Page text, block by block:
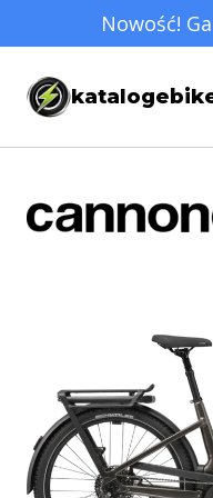
do
treści
Nowość!